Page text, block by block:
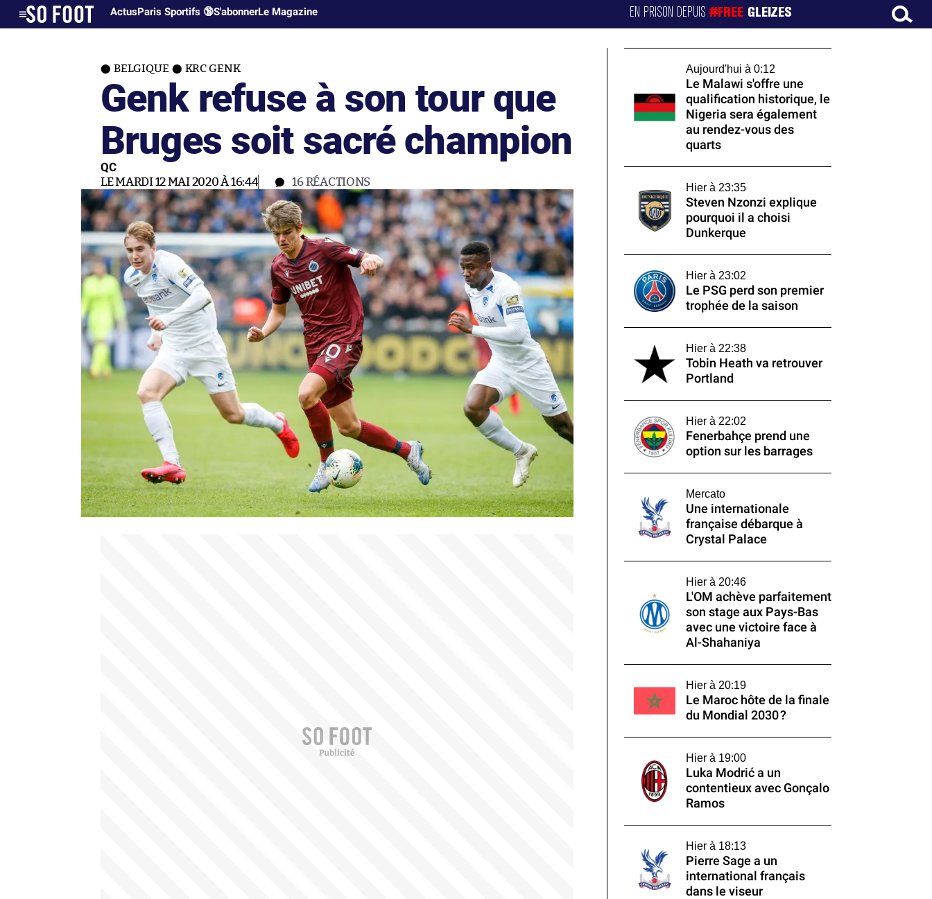
ActusParis Sportifs 🔞S'abonnerLe Magazine EN PRISON DEPUIS#FREE GLEIZES
BELGIQUE KRC GENK
Genk refuse à son tour que
Bruges soit sacré champion
QC
LE MARDI 12 MAI 2020 À 16:44 16RÉACTIONS
Aujourd'hui à 0:12
Le Malawi s'offre une
qualification historique, le
Nigeria sera également
au rendez-vous des
quarts
Hier à 23:35
Steven Nzonzi explique
pourquoi il a choisi
Dunkerque
Hier à 23:02
Le PSG perd son premier
trophée de la saison
Hier à 22:38
Tobin Heath va retrouver
Portland
Hier à 22:02
Fenerbahçe prend une
option sur les barrages
Mercato
Une internationale
française débarque à
Crystal Palace
Hier à 20:46
L'OM achève parfaitement
son stage aux Pays-Bas
avec une victoire face à
Al-Shahaniya
Hier à 20:19
Le Maroc hôte de la finale
du Mondial 2030 ?
Hier à 19:00
Luka Modrić a un
contentieux avec Gonçalo
Ramos
Hier à 18:13
Pierre Sage a un
international français
dans le viseur